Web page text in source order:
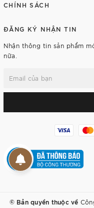
CHÍNH SÁCH
ĐĂNG KÝ NHẬN TIN
Nhận thông tin sản phẩm
nữa.
© Bản quyền thuộc về